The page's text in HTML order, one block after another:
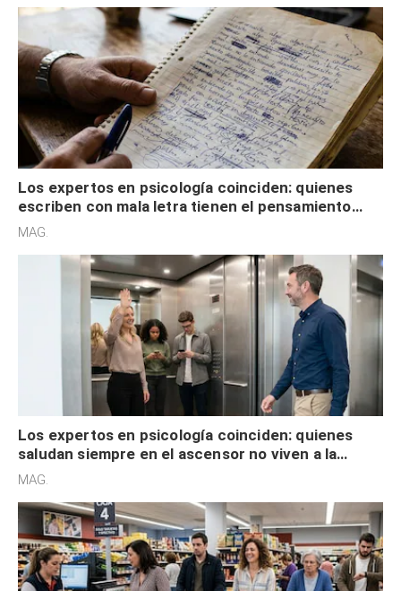
Los expertos en psicología coinciden: quienes
escriben con mala letra tienen el pensamiento
acelerado y no lo hacen por desinterés
MAG.
Los expertos en psicología coinciden: quienes
saludan siempre en el ascensor no viven a la
defensiva y tienen apertura social
MAG.